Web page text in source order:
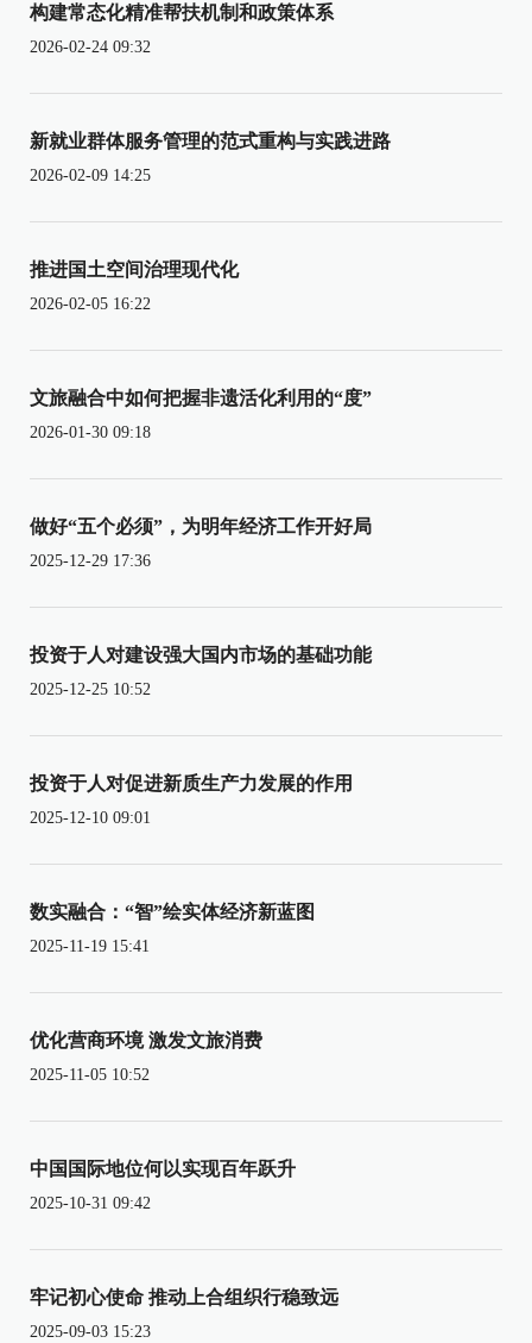
构建常态化精准帮扶机制和政策体系
2026-02-24 09:32
新就业群体服务管理的范式重构与实践进路
2026-02-09 14:25
推进国土空间治理现代化
2026-02-05 16:22
文旅融合中如何把握非遗活化利用的“度”
2026-01-30 09:18
做好“五个必须”，为明年经济工作开好局
2025-12-29 17:36
投资于人对建设强大国内市场的基础功能
2025-12-25 10:52
投资于人对促进新质生产力发展的作用
2025-12-10 09:01
数实融合：“智”绘实体经济新蓝图
2025-11-19 15:41
优化营商环境 激发文旅消费
2025-11-05 10:52
中国国际地位何以实现百年跃升
2025-10-31 09:42
牢记初心使命 推动上合组织行稳致远
2025-09-03 15:23